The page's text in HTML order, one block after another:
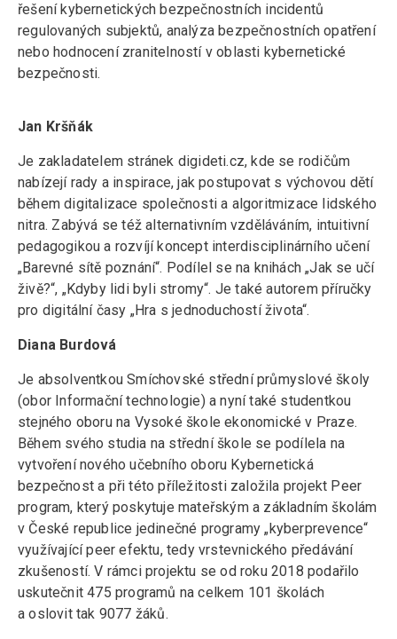
řešení kybernetických bezpečnostních incidentů
regulovaných subjektů, analýza bezpečnostních opatření
nebo hodnocení zranitelností v oblasti kybernetické
bezpečnosti.
Jan Kršňák
Je zakladatelem stránek digideti.cz, kde se rodičům
nabízejí rady a inspirace, jak postupovat s výchovou dětí
během digitalizace společnosti a algoritmizace lidského
nitra. Zabývá se též alternativním vzděláváním, intuitivní
pedagogikou a rozvíjí koncept interdisciplinárního učení
„Barevné sítě poznání“. Podílel se na knihách „Jak se učí
živě?“, „Kdyby lidi byli stromy“. Je také autorem příručky
pro digitální časy „Hra s jednoduchostí života“.
Diana Burdová
Je absolventkou Smíchovské střední průmyslové školy
(obor Informační technologie) a nyní také studentkou
stejného oboru na Vysoké škole ekonomické v Praze.
Během svého studia na střední škole se podílela na
vytvoření nového učebního oboru Kybernetická
bezpečnost a při této příležitosti založila projekt Peer
program, který poskytuje mateřským a základním školám
v České republice jedinečné programy „kyberprevence“
využívající peer efektu, tedy vrstevnického předávání
zkušeností. V rámci projektu se od roku 2018 podařilo
uskutečnit 475 programů na celkem 101 školách
a oslovit tak 9077 žáků.